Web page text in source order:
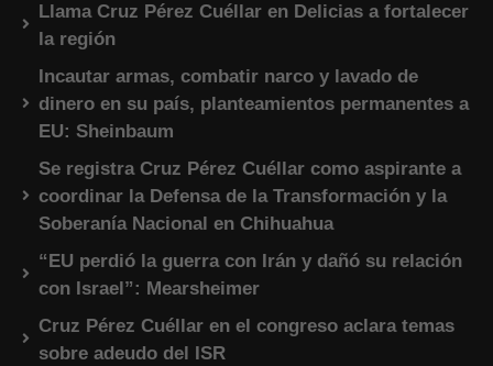
Llama Cruz Pérez Cuéllar en Delicias a fortalecer
la región
Incautar armas, combatir narco y lavado de
dinero en su país, planteamientos permanentes a
EU: Sheinbaum
Se registra Cruz Pérez Cuéllar como aspirante a
coordinar la Defensa de la Transformación y la
Soberanía Nacional en Chihuahua
“EU perdió la guerra con Irán y dañó su relación
con Israel”: Mearsheimer
Cruz Pérez Cuéllar en el congreso aclara temas
sobre adeudo del ISR